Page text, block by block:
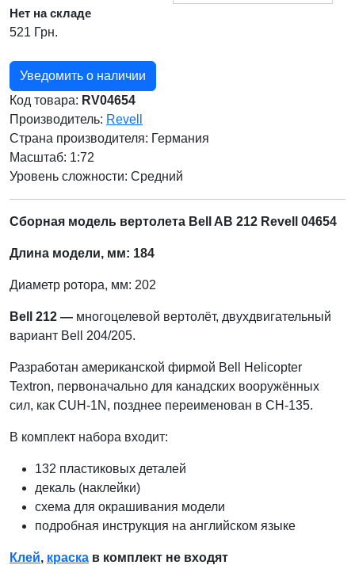
Нет на складе
521 Грн.
Уведомить о наличии
Код товара: RV04654
Производитель: Revell
Страна производителя: Германия
Масштаб: 1:72
Уровень сложности: Cредний
Сборная модель вертолета Bell AB 212 Revell 04654
Длина модели, мм: 184
Диаметр ротора, мм: 202
Bell 212 — многоцелевой вертолёт, двухдвигательный
вариант Bell 204/205.
Разработан американской фирмой Bell Helicopter
Textron, первоначально для канадских вооружённых
сил, как CUH-1N, позднее переименован в CH-135.
В комплект набора входит:
132 пластиковых деталей
декаль (наклейки)
схема для окрашивания модели
подробная инструкция на английском языке
Клей, краска в комплект не входят